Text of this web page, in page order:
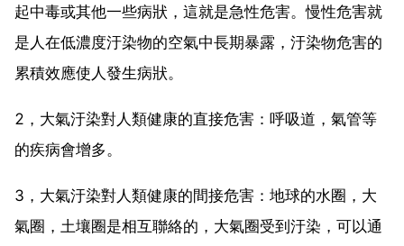
起中毒或其他一些病狀，這就是急性危害。慢性危害就
是人在低濃度汙染物的空氣中長期暴露，汙染物危害的
累積效應使人發生病狀。
2，大氣汙染對人類健康的直接危害：呼吸道，氣管等
的疾病會增多。
3，大氣汙染對人類健康的間接危害：地球的水圈，大
氣圈，土壤圈是相互聯絡的，大氣圈受到汙染，可以通